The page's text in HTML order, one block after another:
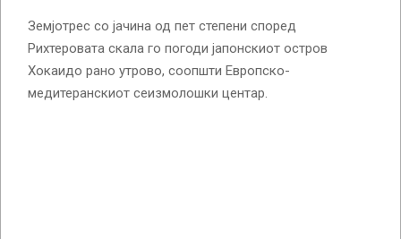
Земјотрес со јачина од пет степени според
Рихтеровата скала го погоди јапонскиот остров
Хокаидо рано утрово, соопшти Европско-
медитеранскиот сеизмолошки центар.